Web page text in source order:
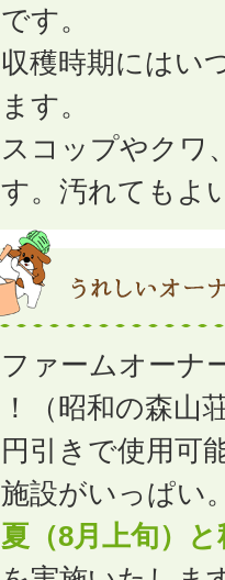
です。
収穫時期にはい
ます。
スコップやクワ
す。汚れてもよ
ファームオーナ
！（昭和の森山
円引きで使用可
施設がいっぱい
夏（8月上旬）